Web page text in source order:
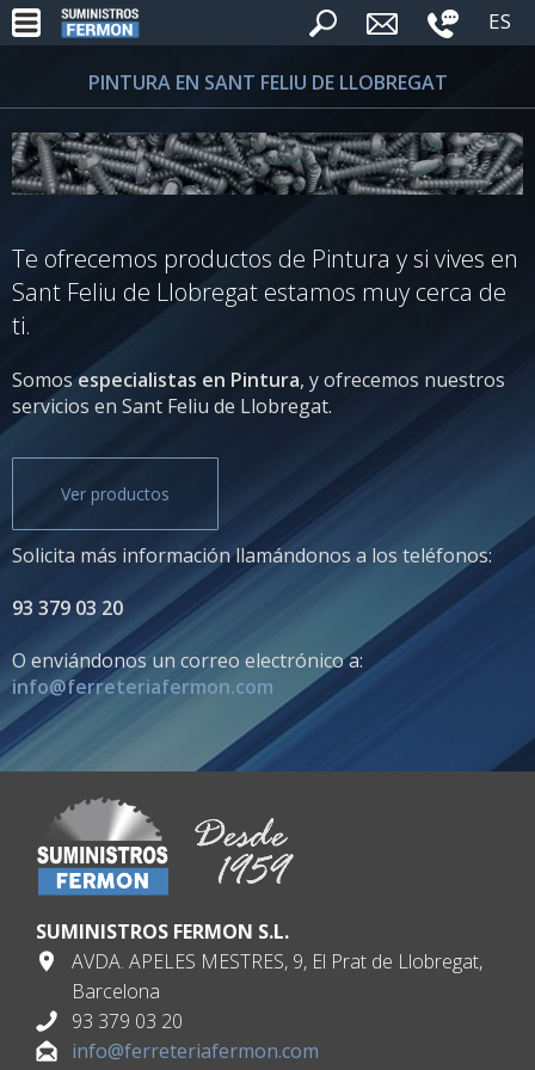
ES
PINTURA EN SANT FELIU DE LLOBREGAT
Te ofrecemos productos de Pintura y si vives en
Sant Feliu de Llobregat estamos muy cerca de
ti.
Somosespecialistas en Pintura, y ofrecemos nuestros
servicios en Sant Feliu de Llobregat.
Ver productos
Solicita más información llamándonos a los teléfonos:
93 379 03 20
O enviándonos un correo electrónico a:
info@ferreteriafermon.com
SUMINISTROS FERMON S.L.
AVDA. APELES MESTRES, 9, El Prat de Llobregat,
Barcelona
93 379 03 20
info@ferreteriafermon.com